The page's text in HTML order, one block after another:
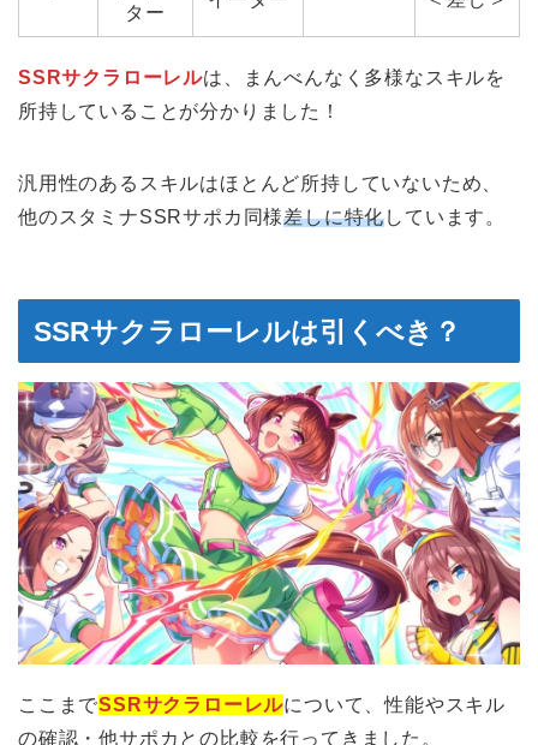
ター
SSRサクラローレルは、まんべんなく多様なスキルを
所持していることが分かりました！
汎用性のあるスキルはほとんど所持していないため、
他のスタミナSSRサポカ同様差しに特化しています。
SSRサクラローレルは引くべき？
ここまでSSRサクラローレルについて、性能やスキル
の確認・他サポカとの比較を行ってきました。